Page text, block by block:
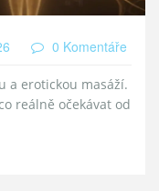
0 Komentáře
a erotickou masáží.
reálně očekávat od